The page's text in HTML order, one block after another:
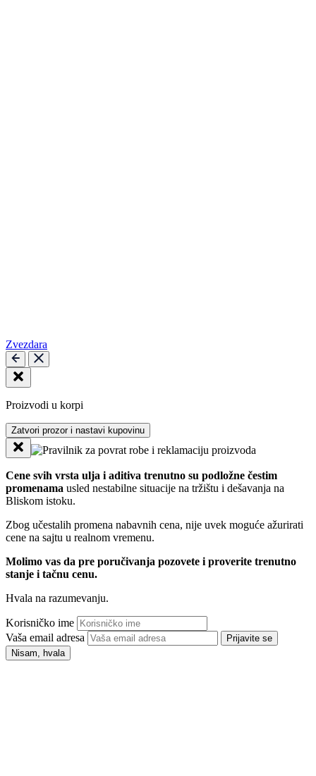
Zvezdara
Proizvodi u korpi
Zatvori prozor i nastavi kupovinu
Cene svih vrsta ulja i aditiva trenutno su podložne čestim
promenama usled nestabilne situacije na tržištu i dešavanja na
Bliskom istoku.
Zbog učestalih promena nabavnih cena, nije uvek moguće ažurirati
cene na sajtu u realnom vremenu.
Molimo vas da pre poručivanja pozovete i proverite trenutno
stanje i tačnu cenu.
Hvala na razumevanju.
Korisničko ime
Vaša email adresa
Prijavite se
Nisam, hvala